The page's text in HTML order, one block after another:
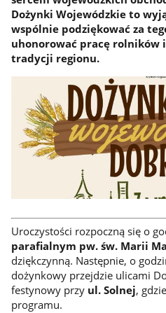
Dożynki Wojewódzkie to
wspólnie podziękować za
uhonorować pracę rolników
tradycji regionu.
Uroczystości rozpoczną się o
parafialnym pw. św. Marii
dziękczynną. Następnie, o
dożynkowy przejdzie ulicami
festynowy przy ul. Solnej,
programu.